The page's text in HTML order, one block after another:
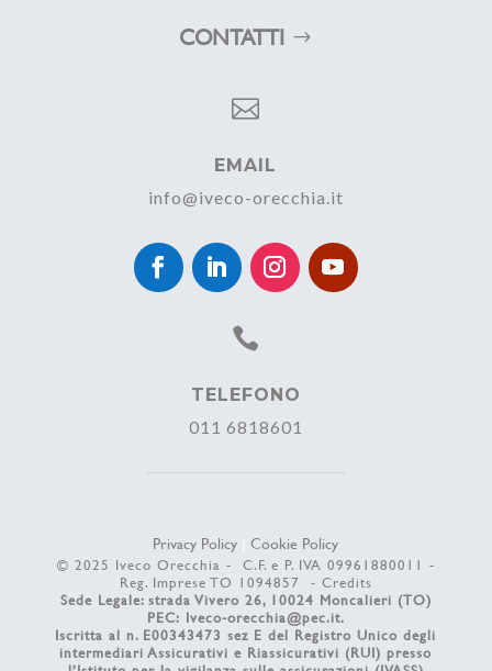
CONTATTI

EMAIL
info@iveco-orecchia.it

TELEFONO
011 6818601
Privacy Policy |Cookie Policy
© 2025 Iveco Orecchia - C.F. e P. IVA 09961880011 -
Reg. Imprese TO 1094857 - Credits
Sede Legale: strada Vivero 26, 10024 Moncalieri (TO)
PEC: Iveco-orecchia@pec.it.
Iscritta al n. E00343473 sez E del Registro Unico degli
intermediari Assicurativi e Riassicurativi (RUI) presso